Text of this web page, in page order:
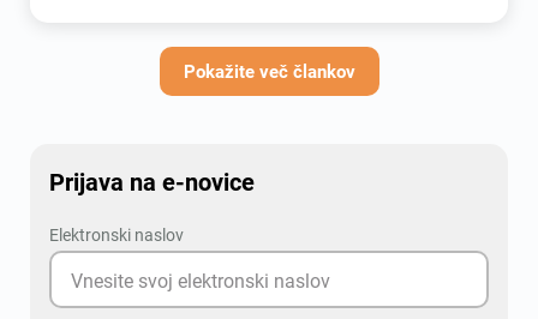
farmaciji je zelo cenjeno, saj ponuja veliko
možnosti za razvoj. Primerno je za ciljno-
Pokažite več člankov
Prijava na e-novice
Elektronski naslov